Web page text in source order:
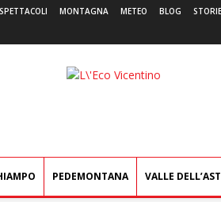
MONTAGNA METEO BLOG STORIE
L'Eco
PEDEMONTANA VALLE